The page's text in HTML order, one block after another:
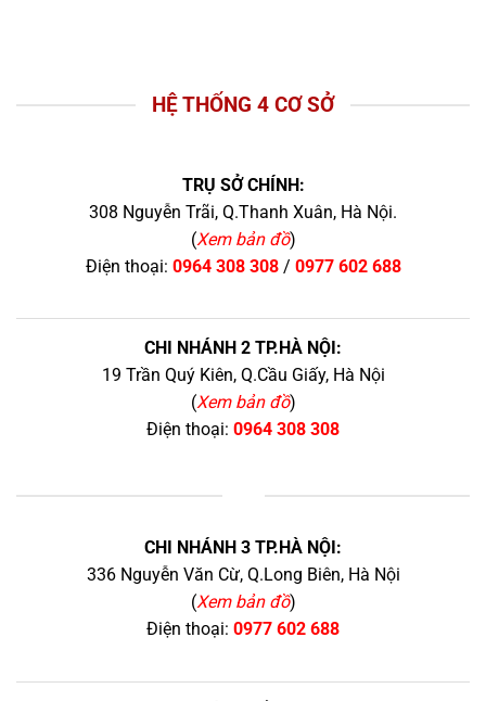
HỆ THỐNG 4 CƠ SỞ
TRỤ SỞ CHÍNH:
308 Nguyễn Trãi, Q.Thanh Xuân, Hà Nội.
(Xem bản đồ)
Điện thoại: 0964 308 308/ 0977 602 688
CHI NHÁNH 2 TP.HÀ NỘI:
19 Trần Quý Kiên, Q.Cầu Giấy, Hà Nội
(Xem bản đồ)
Điện thoại: 0964 308 308
CHI NHÁNH 3 TP.HÀ NỘI:
336 Nguyễn Văn Cừ, Q.Long Biên, Hà Nội
(Xem bản đồ)
Điện thoại: 0977 602 688